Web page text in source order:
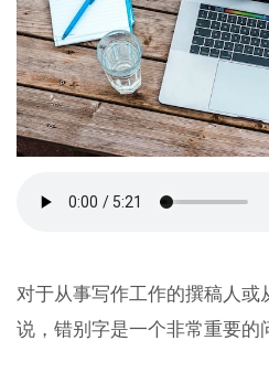
对于从事写作工作的撰稿人或
说，错别字是一个非常重要的